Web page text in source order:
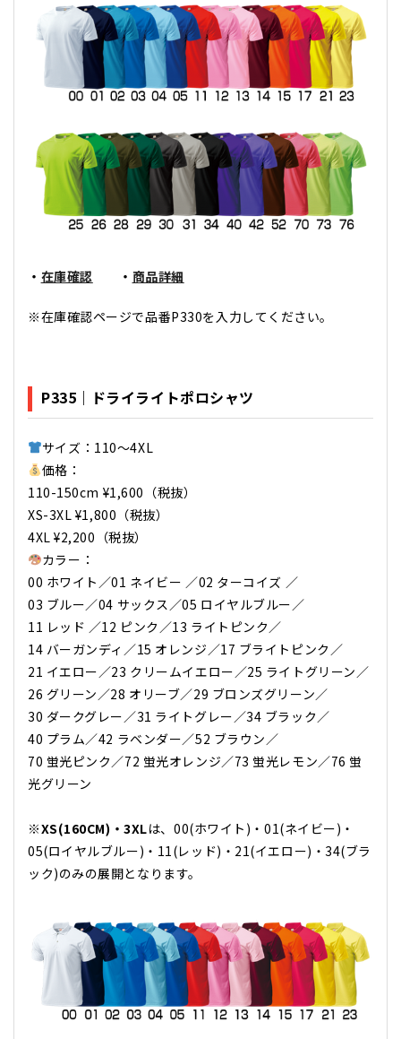
・ 在庫確認 ・ 商品詳細
※在庫確認ページで品番P330を入力してください。
P335｜ドライライトポロシャツ
サイズ：110～4XL
価格：
110-150cm ¥1,600（税抜）
XS-3XL ¥1,800（税抜）
4XL ¥2,200（税抜）
カラー：
00 ホワイト／01 ネイビー ／02 ターコイズ ／
03 ブルー／04 サックス／05 ロイヤルブルー／
11 レッド ／12 ピンク／13 ライトピンク／
14 バーガンディ／15 オレンジ／17 ブライトピンク／
21 イエロー／23 クリームイエロー／25 ライトグリーン／
26 グリーン／28 オリーブ／29 ブロンズグリーン／
30 ダークグレー／31 ライトグレー／34 ブラック／
40 プラム／42 ラベンダー／52 ブラウン／
70 蛍光ピンク／72 蛍光オレンジ／73 蛍光レモン／76 蛍
光グリーン
※XS(160CM)​・3XLは、00(ホワイト)​・01(ネイビー)​・
05(ロイヤルブルー)​・11(レッド)​・21(イエロー)​・34(ブラ
ック)​のみの展開となります。